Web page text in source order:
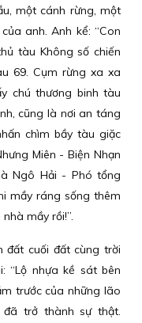
một cánh rừng, một
anh. Anh kể: “Con
tàu Không số chiến
69. Cụm rừng xa xa
chú thương binh tàu
cũng là nơi an táng
chìm bầy tàu giặc
Miên - Biện Nhạn
Ngô Hải - Phó tổng
mầy ráng sống thêm
mầy rồi!”.
đất cuối đất cùng trời
“Lộ nhựa kề sát bên
trước của những lão
đã trở thành sự thật.